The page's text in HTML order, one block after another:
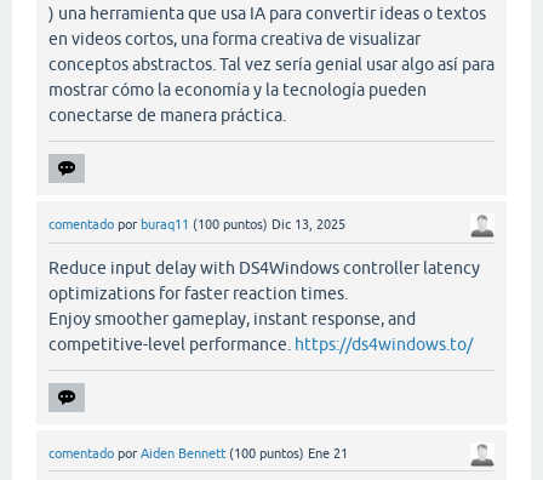
) una herramienta que usa IA para convertir ideas o textos
en videos cortos, una forma creativa de visualizar
conceptos abstractos. Tal vez sería genial usar algo así para
mostrar cómo la economía y la tecnología pueden
conectarse de manera práctica.
comentado por buraq11 (100 puntos) Dic 13, 2025
Reduce input delay with DS4Windows controller latency
optimizations for faster reaction times.
Enjoy smoother gameplay, instant response, and
competitive-level performance. https://ds4windows.to/
comentado por Aiden Bennett (100 puntos) Ene 21